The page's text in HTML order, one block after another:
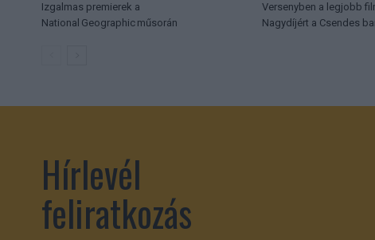
Izgalmas premierek a
National Geographic műsorán
Versenyben a legjobb
Nagydíjért a Csendes
Hírlevél
feliratkozás